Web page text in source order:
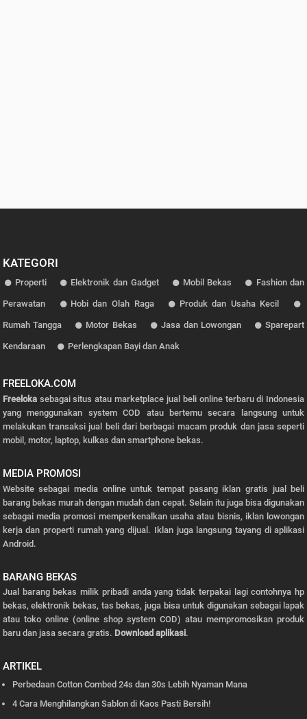
KATEGORI
Properti Elektronik dan Gadget Mobil Bekas Fashion dan
Perawatan Hobi dan Olah Raga Produk dan Usaha Kecil
Rumah Tangga Motor Bekas Jasa dan Lowongan Sparepart
Kendaraan Perlengkapan Bayi dan Anak
FREELOKA.COM
Freelokasebagai situs atau marketplace jual beli online terbaru di Indonesia
yang menggunakan system COD atau bertemu secara langsung untuk
melakukan transaksi jual beli dari berbagai macam produk dan jasa seperti
mobil, motor, laptop, kulkas dan smartphone bekas.
MEDIA PROMOSI
Website sebagai media online untuk tempat pasang iklan gratis jual beli
barang bekas murah dengan mudah dan cepat. Selain itu juga bisa digunakan
sebagai media promosi memperkenalkan usaha atau bisnis, iklan lowongan
kerja dan properti rumah yang dijual. Iklan juga langsung tayang di aplikasi
Android.
BARANG BEKAS
Jual barang bekas milik pribadi anda yang tidak terpakai lagi contohnya hp
bekas, elektronik bekas, tas bekas, juga bisa untuk digunakan sebagai lapak
atau toko online (online shop system COD) atau mempromosikan produk
baru dan jasa secara gratis. Download aplikasi.
ARTIKEL
Perbedaan Cotton Combed 24s dan 30s Lebih Nyaman Mana
4 Cara Menghilangkan Sablon di Kaos Pasti Bersih!